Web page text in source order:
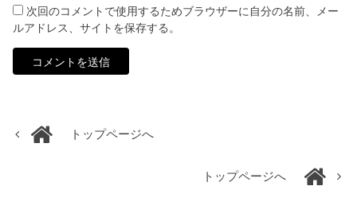
次回のコメントで使用するためブラウザーに自分の名前、メー
ルアドレス、サイトを保存する。
トップページへ
トップページへ